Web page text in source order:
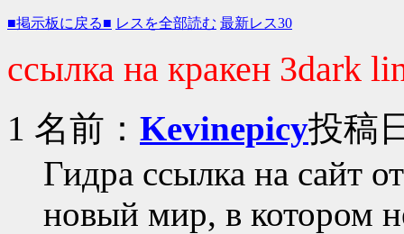
■掲示板に戻る■ レスを全部読む 最新レス30
ссылка на кракен 3dark
1 名前： Kevinepicy投稿
Гидра ссылка на сайт
новый мир, в котором